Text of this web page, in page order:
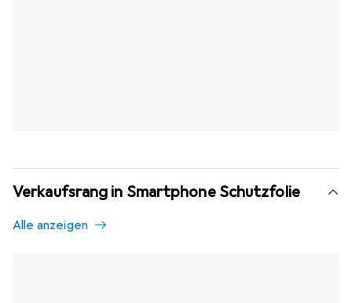
Verkaufsrang in Smartphone Schutzfolie
Alle anzeigen